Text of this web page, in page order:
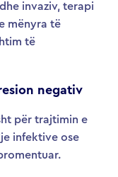
invaziv, terapi
mënyra të
të
negativ
për trajtimin e
infektive ose